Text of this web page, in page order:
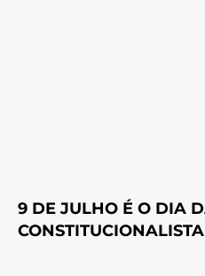
9 DE JULHO É O DIA
CONSTITUCIONALISTA